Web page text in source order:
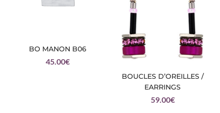
BO MANON B06
45.00€
BOUCLES D’OREILLES /
EARRINGS
59.00€